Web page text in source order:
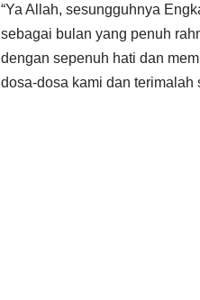
“Ya Allah, sesungguhnya
sebagai bulan yang penuh
dengan sepenuh hati dan
dosa-dosa kami dan terimalah